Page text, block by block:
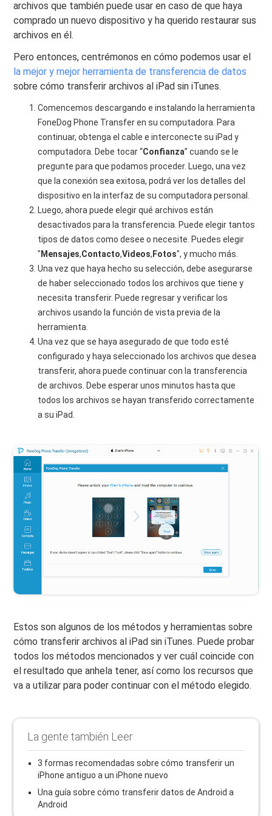
archivos que también puede usar en caso de que haya
comprado un nuevo dispositivo y ha querido restaurar sus
archivos en él.
Pero entonces, centrémonos en cómo podemos usar el
la mejor y mejor herramienta de transferencia de datos
sobre cómo transferir archivos al iPad sin iTunes.
Comencemos descargando e instalando la herramienta
FoneDog Phone Transfer en su computadora. Para
continuar, obtenga el cable e interconecte su iPad y
computadora. Debe tocar “Confianza” cuando se le
pregunte para que podamos proceder. Luego, una vez
que la conexión sea exitosa, podrá ver los detalles del
dispositivo en la interfaz de su computadora personal.
Luego, ahora puede elegir qué archivos están
desactivados para la transferencia. Puede elegir tantos
tipos de datos como desee o necesite. Puedes elegir
" Mensajes,Contacto,Videos, Fotos", y mucho más.
Una vez que haya hecho su selección, debe asegurarse
de haber seleccionado todos los archivos que tiene y
necesita transferir. Puede regresar y verificar los
archivos usando la función de vista previa de la
herramienta.
Una vez que se haya asegurado de que todo esté
configurado y haya seleccionado los archivos que desea
transferir, ahora puede continuar con la transferencia
de archivos. Debe esperar unos minutos hasta que
todos los archivos se hayan transferido correctamente
a su iPad.
Estos son algunos de los métodos y herramientas sobre
cómo transferir archivos al iPad sin iTunes. Puede probar
todos los métodos mencionados y ver cuál coincide con
el resultado que anhela tener, así como los recursos que
va a utilizar para poder continuar con el método elegido.
La gente también Leer
3 formas recomendadas sobre cómo transferir un
iPhone antiguo a un iPhone nuevo
Una guía sobre cómo transferir datos de Android a
Android